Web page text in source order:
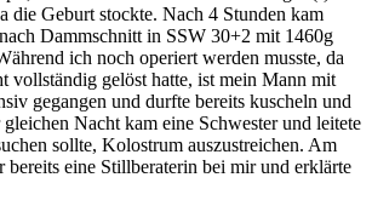
die Geburt stockte. Nach 4 Stunden kam
Dammschnitt in SSW 30+2 mit 1460g
ich noch operiert werden musste, da
vollständig gelöst hatte, ist mein Mann mit
gegangen und durfte bereits kuscheln und
Nacht kam eine Schwester und leitete
sollte, Kolostrum auszustreichen. Am
bereits eine Stillberaterin bei mir und erklärte